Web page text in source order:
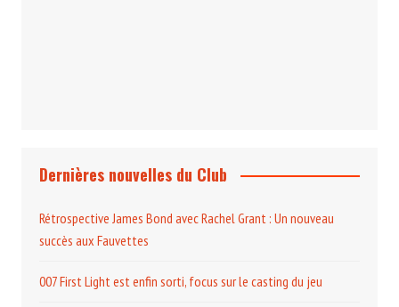
Dernières nouvelles du Club
Rétrospective James Bond avec Rachel Grant : Un nouveau
succès aux Fauvettes
007 First Light est enfin sorti, focus sur le casting du jeu